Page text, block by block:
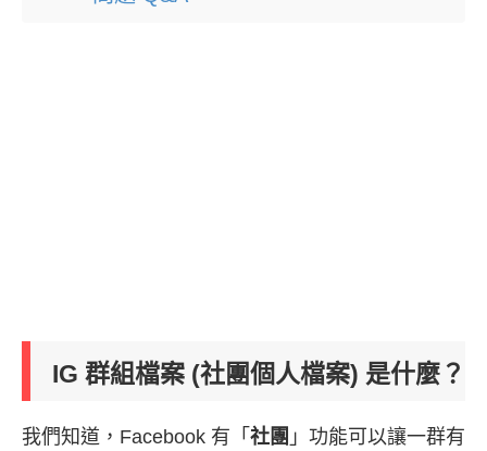
IG 群組檔案 (社團個人檔案) 是什麼？
我們知道，Facebook 有「 社團 」功能可以讓一群有